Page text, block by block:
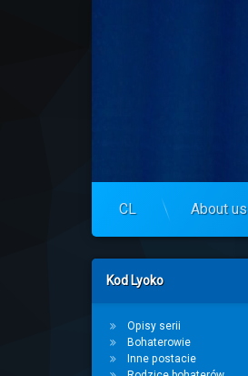
CL About us
Left Sidebar
Kod Lyoko
Opisy serii
Bohaterowie
Inne postacie